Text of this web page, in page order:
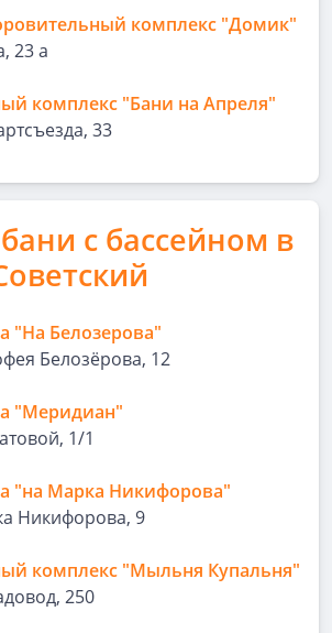
комплекс "Домик"
23 а
комплекс "Бани на Апреля"
33
с бассейном в
"На Белозерова"
Белозёрова, 12
"Меридиан"
1/1
"на Марка Никифорова"
Никифорова, 9
комплекс "Мыльня Купальня"
250